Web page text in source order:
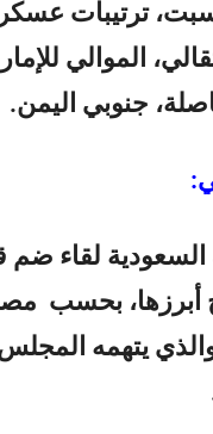
ترتيبات
الموالي
جنوبي اليمن.
لقاء
أبرزها، بحسب
يتهمه المجلس